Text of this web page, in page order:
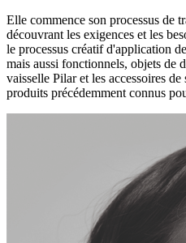
Elle commence son processus de
découvrant les exigences et les
le processus créatif d'application
mais aussi fonctionnels, objets de
vaisselle Pilar et les accessoires
produits précédemment connus